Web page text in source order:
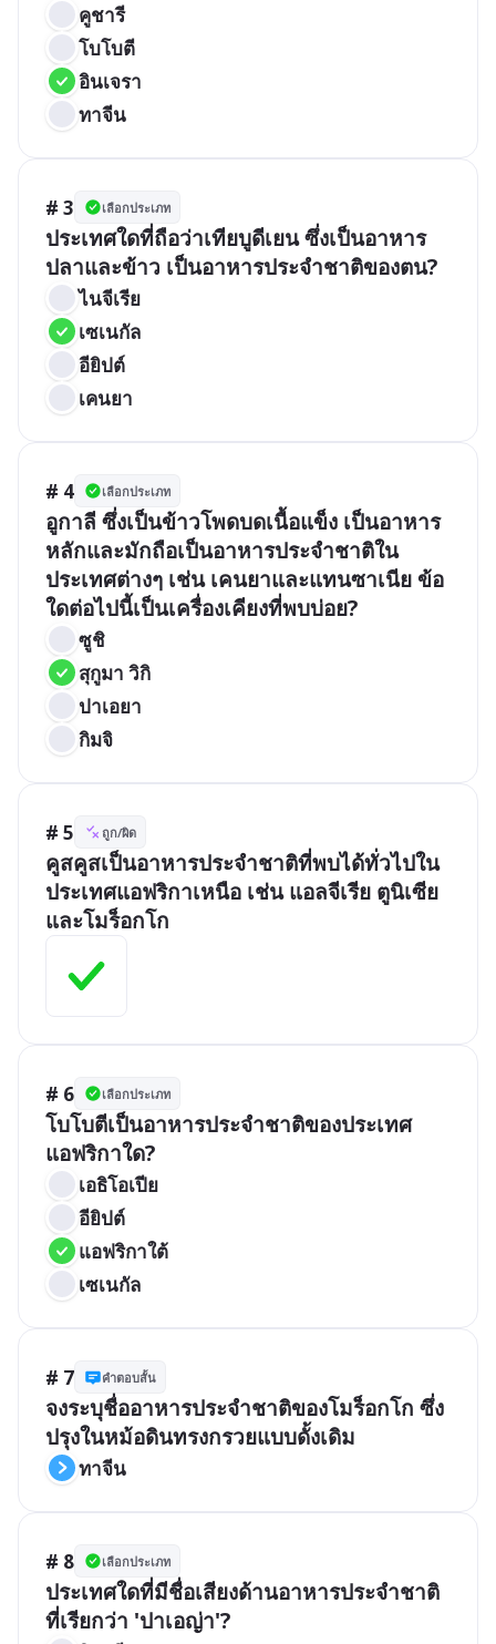
คูชารี
โบโบตี
อินเจรา
ทาจีน
# 3 เลือกประเภท
ประเทศใดที่ถือว่าเทียบูดีเยน ซึ่งเป็นอาหาร
ปลาและข้าว เป็นอาหารประจำชาติของตน?
ไนจีเรีย
เซเนกัล
อียิปต์
เคนยา
# 4 เลือกประเภท
อูกาลี ซึ่งเป็นข้าวโพดบดเนื้อแข็ง เป็นอาหาร
หลักและมักถือเป็นอาหารประจำชาติใน
ประเทศต่างๆ เช่น เคนยาและแทนซาเนีย ข้อ
ใดต่อไปนี้เป็นเครื่องเคียงที่พบบ่อย?
ซูชิ
สุกูมา วิกิ
ปาเอยา
กิมจิ
# 5 ถูก/ผิด
คูสคูสเป็นอาหารประจำชาติที่พบได้ทั่วไปใน
ประเทศแอฟริกาเหนือ เช่น แอลจีเรีย ตูนิเซีย
และโมร็อกโก
# 6 เลือกประเภท
โบโบตีเป็นอาหารประจำชาติของประเทศ
แอฟริกาใด?
เอธิโอเปีย
อียิปต์
แอฟริกาใต้
เซเนกัล
# 7 คำตอบสั้น
จงระบุชื่ออาหารประจำชาติของโมร็อกโก ซึ่ง
ปรุงในหม้อดินทรงกรวยแบบดั้งเดิม
ทาจีน
# 8 เลือกประเภท
ประเทศใดที่มีชื่อเสียงด้านอาหารประจำชาติ
ที่เรียกว่า 'ปาเอญ่า'?